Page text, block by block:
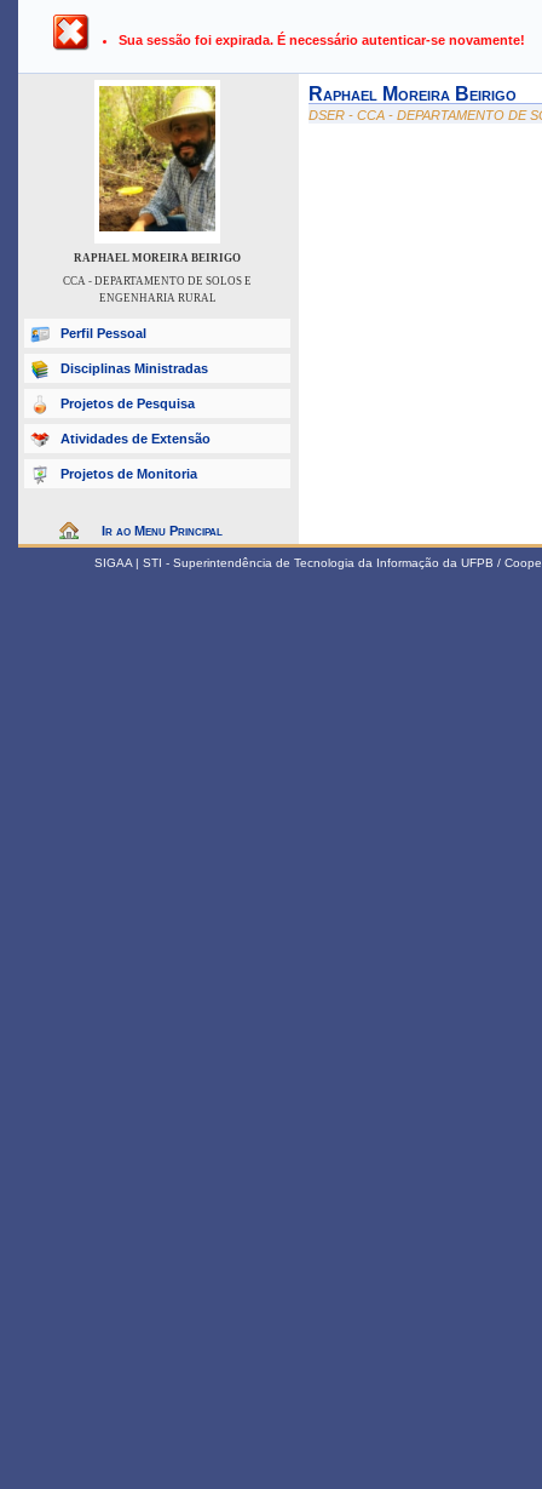
UFPB ›
Sua sessão foi expirada. É necessário autenticar-se novamente!
RAPHAEL MOREIRA BEIRIGO
CCA - DEPARTAMENTO DE SOLOS E
ENGENHARIA RURAL
Perfil Pessoal
Disciplinas Ministradas
Projetos de Pesquisa
Atividades de Extensão
Projetos de Monitoria
Ir ao Menu Principal
Raphael Moreira Beirigo
DSER - CCA - DEPARTAMENTO DE
SIGAA | STI - Superintendência de Tecnologia da Informação da UFPB /